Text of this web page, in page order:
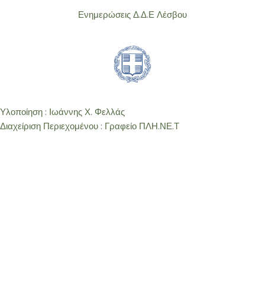
Ενημερώσεις Δ.Δ.Ε Λέσβου
Υλοποίηση : Ιωάννης Χ. Φελλάς
Διαχείριση Περιεχομένου : Γραφείο ΠΛΗ.ΝΕ.Τ